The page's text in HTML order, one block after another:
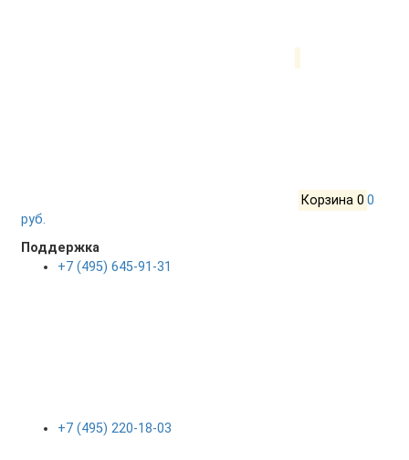
Корзина 0 0
руб.
Поддержка
+7 (495) 645-91-31
+7 (495) 220-18-03